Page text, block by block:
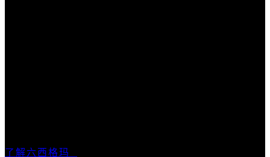
了解六西格玛